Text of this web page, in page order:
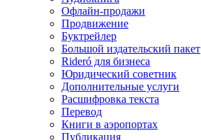
Офлайн-продажи
Продвижение
Буктрейлер
Большой издательский пакет
Rideró для бизнеса
Юридический советник
Дополнительные услуги
Расшифровка текста
Перевод
Книги в аэропортах
Публикация